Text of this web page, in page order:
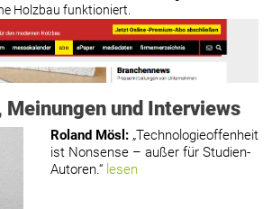
Holzbau funktioniert.
Meinungen und Interviews
Roland Mösl : „Technologieoffenheit
ist Nonsense – außer für Studien-
Autoren.“ lesen